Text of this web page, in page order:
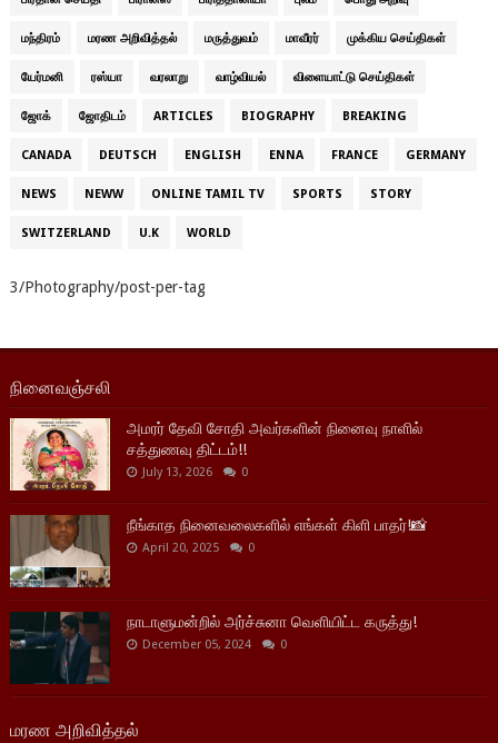
மந்திரம் மரண அறிவித்தல் மருத்துவம் மாவீரர் முக்கிய செய்திகள்
யேர்மனி ரஸ்யா வரலாறு வாழ்வியல் விளையாட்டு செய்திகள்
ஜோக் ஜோதிடம் ARTICLES BIOGRAPHY BREAKING
CANADA DEUTSCH ENGLISH ENNA FRANCE GERMANY
NEWS NEWW ONLINE TAMIL TV SPORTS STORY
SWITZERLAND U.K WORLD
3/Photography/post-per-tag
நினைவஞ்சலி
அமரர் தேவி சோதி அவர்களின் நினைவு நாளில்
சத்துணவு திட்டம்!!
July 13, 2026 0
நீங்காத நினைவலைகளில் எங்கள் கிளி பாதர்!📸
April 20, 2025 0
நாடாளுமன்றில் அர்ச்சுனா வெளியிட்ட கருத்து!
December 05, 2024 0
மரண அறிவித்தல்